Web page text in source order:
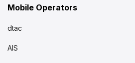
Mobile Operators
dtac
AIS